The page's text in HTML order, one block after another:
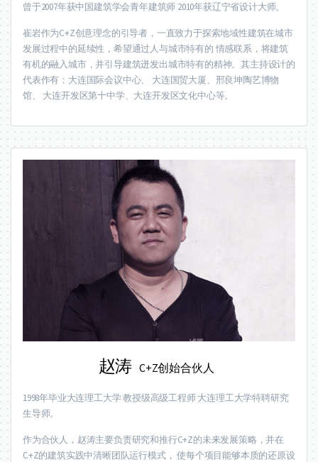
曾于2007年获中国建筑学会青年建筑师 2010年获辽宁省设计大师。
崔岩作为C+Z创意理念的引导者，一直致力于探索地域性建筑在城市
发展过程中的延续性，希望通过人与城市特有的 情感联系，将建筑
有机的融入城市，并引导建筑迸发出城市特有的精神。其主持设计的
代表作有：大连国际会议中心、 大连国贸大厦、邢良坤陶艺博物
馆、 大连开发区第十中学、大连开发区文化中心等。
赵涛 C+Z创始合伙人
1998年毕业大连理工大学 教授级高级工程师 大连理工大学特聘研究
生导师。
作为合伙人，赵涛主要负责研究和推行C+Z的未来发展策略，并在
C+Z的建筑实践中清晰团队运行模式， 使每个项目能够本质的还原设